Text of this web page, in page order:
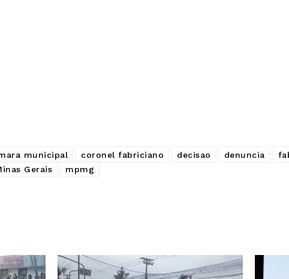
municipal coronel fabriciano decisao denuncia
Gerais
mpmg